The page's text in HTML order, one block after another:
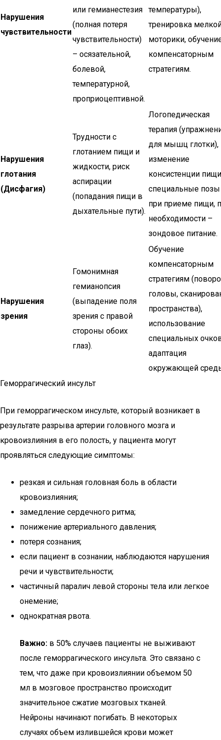
Нарушения
чувствительности
или гемианестезия
(полная потеря
чувствительности)
– осязательной,
болевой,
температурной,
проприоцептивной.
температуры),
тренировка
моторики,
компенсаторным
стратегиям.
Нарушения
глотания
(Дисфагия)
Трудности с
глотанием пищи и
жидкости, риск
аспирации
(попадания пищи в
дыхательные пути).
Логопедическая
терапия
для мышц глотки),
изменение
консистенции
специальные позы
при приеме пищи,
необходимости –
зондовое питание.
Нарушения
зрения
Гомонимная
гемианопсия
(выпадение поля
зрения с правой
стороны обоих
глаз).
Обучение
компенсаторным
стратегиям
головы,
пространства),
использование
специальных
адаптация
окружающей
Геморрагический инсульт
При геморрагическом инсульте, который возникает в
результате разрыва артерии головного мозга и
кровоизлияния в его полость, у пациента могут
проявляться следующие симптомы:
резкая и сильная головная боль в области
кровоизлияния;
замедление сердечного ритма;
понижение артериального давления;
потеря сознания;
если пациент в сознании, наблюдаются нарушения
речи и чувствительности;
частичный паралич левой стороны тела или легкое
онемение;
однократная рвота.
Важно: в 50% случаев пациенты не выживают
после геморрагического инсульта. Это связано с
тем, что даже при кровоизлиянии объемом 50
мл в мозговое пространство происходит
значительное сжатие мозговых тканей.
Нейроны начинают погибать. В некоторых
случаях объем излившейся крови может